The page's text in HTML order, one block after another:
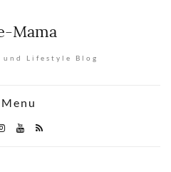
Mama
und Lifestyle Blog
Menu